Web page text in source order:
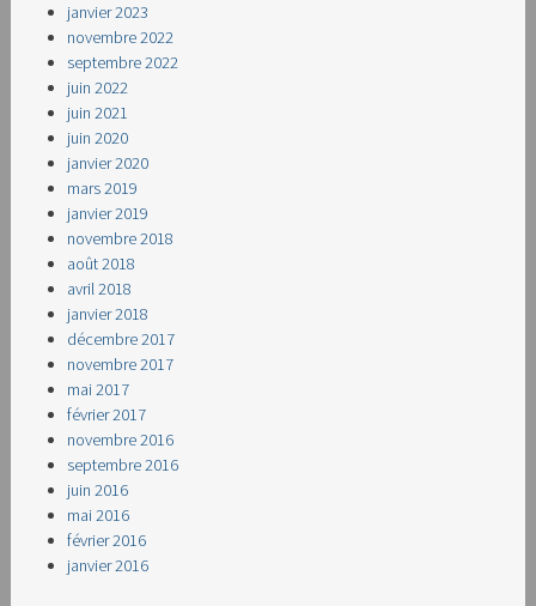
janvier 2023
novembre 2022
septembre 2022
juin 2022
juin 2021
juin 2020
janvier 2020
mars 2019
janvier 2019
novembre 2018
août 2018
avril 2018
janvier 2018
décembre 2017
novembre 2017
mai 2017
février 2017
novembre 2016
septembre 2016
juin 2016
mai 2016
février 2016
janvier 2016